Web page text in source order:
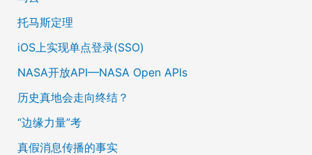
托马斯定理
iOS上实现单点登录(SSO)
NASA开放API—NASA Open APIs
历史真地会走向终结？
“边缘力量”考
真假消息传播的事实